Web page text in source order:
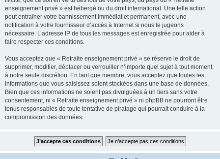
enseignement privé » est hébergé ou du droit international. Une telle action
peut entraîner votre bannissement immédiat et permanent, avec une
notification à votre fournisseur d’accès à Internet si nous le jugeons
nécessaire. L’adresse IP de tous les messages est enregistrée pour aider à
faire respecter ces conditions.
Vous acceptez que « Retraite enseignement privé » se réserve le droit de
supprimer, modifier, déplacer ou verrouiller n’importe quel sujet à tout moment,
à notre seule discrétion. En tant que membre, vous acceptez que toutes les
informations que vous saisissez soient stockées dans une base de données.
Bien que ces informations ne soient pas divulguées à un tiers sans votre
consentement, ni « Retraite enseignement privé » ni phpBB ne pourront être
tenus responsables de toute tentative de piratage qui pourrait conduire à la
compromission des données.